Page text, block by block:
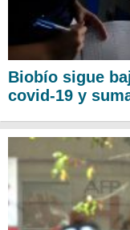
Biobío sigue
covid-19 y